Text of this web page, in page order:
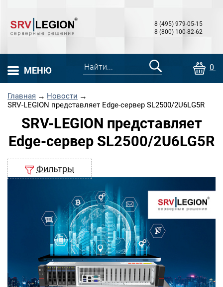
8 (495) 979-05-15
8 (800) 100-82-62
МЕНЮ 0
Главная → Новости →
SRV-LEGION представляет Edge-сервер SL2500/2U6LG5R
SRV-LEGION представляет
Edge-сервер SL2500/2U6LG5R
Фильтры